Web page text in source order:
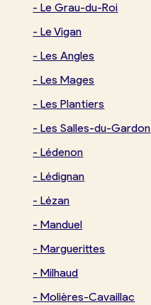
-Le Grau-du-Roi
-Le Vigan
-Les Angles
-Les Mages
-Les Plantiers
-Les Salles-du-Gardon
-Lédenon
-Lédignan
-Lézan
-Manduel
-Marguerittes
-Milhaud
-Molières-Cavaillac